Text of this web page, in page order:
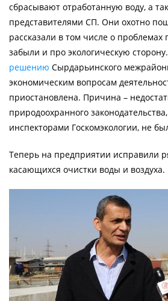
сбрасывают отработанную воду, а
представителями СП. Они охотно
рассказали в том числе о проблемах
забыли и про экологическую
решению Сырдарьинского
экономическим вопросам
приостановлена. Причина –
природоохранного
инспекторами Госкомэкологии, не
Теперь на предприятии исправили
касающихся очистки воды и воздуха.